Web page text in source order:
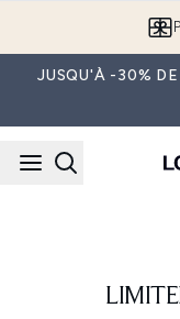
JUSQU'À -30% DE